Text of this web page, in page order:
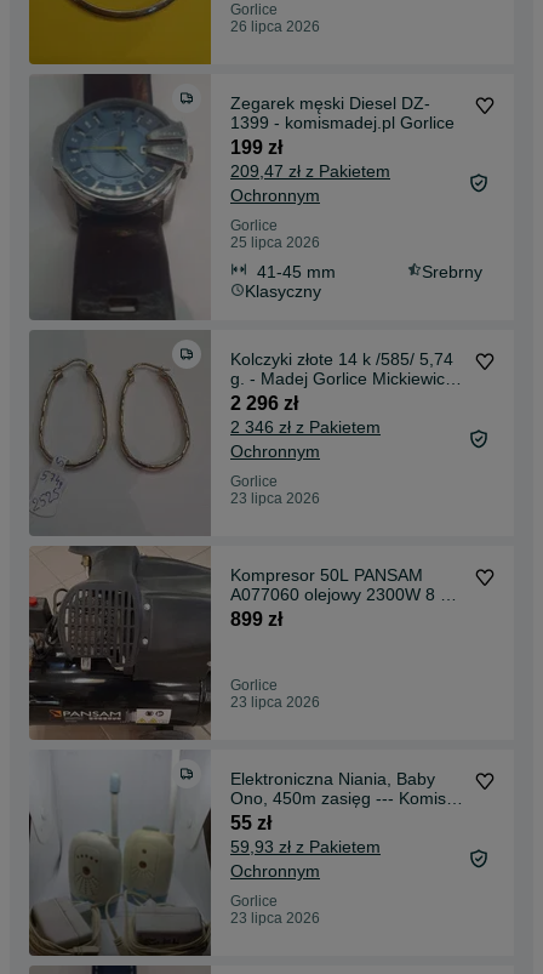
Gorlice
26 lipca 2026
Zegarek męski Diesel DZ-
1399 - komismadej.pl Gorlice
199 zł
209,47 zł z Pakietem
Ochronnym
Gorlice
25 lipca 2026
41-45 mm
Srebrny
Klasyczny
Kolczyki złote 14 k /585/ 5,74
g. - Madej Gorlice Mickiewicza
-
2 296 zł
2 346 zł z Pakietem
Ochronnym
Gorlice
23 lipca 2026
Kompresor 50L PANSAM
A077060 olejowy 2300W 8 bar
- Madej Gorlice Mickiewicza -
899 zł
Gorlice
23 lipca 2026
Elektroniczna Niania, Baby
Ono, 450m zasięg --- Komis
Madej Gorlice-
55 zł
59,93 zł z Pakietem
Ochronnym
Gorlice
23 lipca 2026